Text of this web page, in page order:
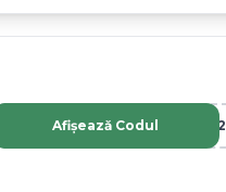
R12
Afișează Codul